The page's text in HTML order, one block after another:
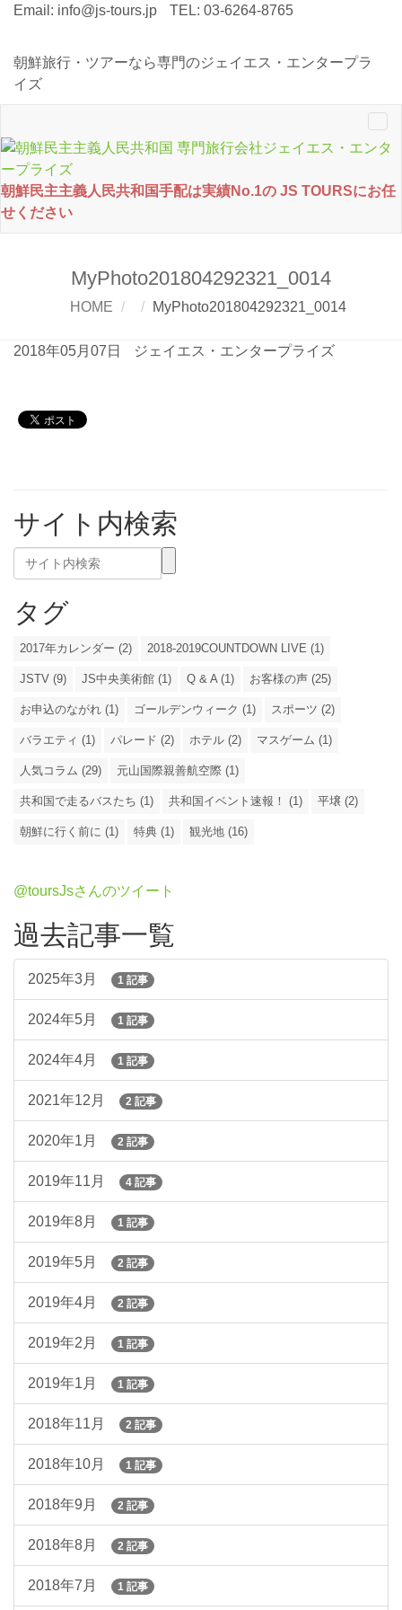
Email: info@js-tours.jp TEL: 03-6264-8765
朝鮮旅行・ツアーなら専門のジェイエス・エンタープラ
イズ
朝鮮民主主義人民共和国手配は実績No.1の JS TOURSにお任
せください
MyPhoto201804292321_0014
HOME MyPhoto201804292321_0014
2018年05月07日 ジェイエス・エンタープライズ
サイト内検索
タグ
2017年カレンダー (2) 2018-2019COUNTDOWN LIVE (1)
JSTV (9) JS中央美術館 (1) Q & A (1) お客様の声 (25)
お申込のながれ (1) ゴールデンウィーク (1) スポーツ (2)
バラエティ (1) パレード (2) ホテル (2) マスゲーム (1)
人気コラム (29) 元山国際親善航空際 (1)
共和国で走るバスたち (1) 共和国イベント速報！ (1) 平壌 (2)
朝鮮に行く前に (1) 特典 (1) 観光地 (16)
@toursJsさんのツイート
過去記事一覧
2025年3月 1 記事
2024年5月 1 記事
2024年4月 1 記事
2021年12月 2 記事
2020年1月 2 記事
2019年11月 4 記事
2019年8月 1 記事
2019年5月 2 記事
2019年4月 2 記事
2019年2月 1 記事
2019年1月 1 記事
2018年11月 2 記事
2018年10月 1 記事
2018年9月 2 記事
2018年8月 2 記事
2018年7月 1 記事